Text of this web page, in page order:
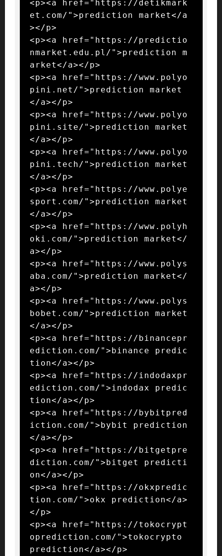
<p><a href="https://detikmark
et.com/">prediction market</a
></p>
<p><a href="https://predictio
nmarket.edu.pl/">prediction m
arket</a></p>
<p><a href="https://www.polyo
pini.net/">prediction market
</a></p>
<p><a href="https://www.polyo
pini.site/">prediction market
</a></p>
<p><a href="https://www.polyo
pini.tech/">prediction market
</a></p>
<p><a href="https://www.polye
sport.com/">prediction market
</a></p>
<p><a href="https://www.polyh
oki.com/">prediction market</
a></p>
<p><a href="https://www.polys
aba.com/">prediction market</
a></p>
<p><a href="https://www.polys
bobet.com/">prediction market
</a></p>
<p><a href="https://binancepr
ediction.com/">binance predic
tion</a></p>
<p><a href="https://indodaxpr
ediction.com/">indodax predic
tion</a></p>
<p><a href="https://bybitpred
iction.com/">bybit prediction
</a></p>
<p><a href="https://bitgetpre
diction.com/">bitget predicti
on</a></p>
<p><a href="https://okxpredic
tion.com/">okx prediction</a>
</p>
<p><a href="https://tokocrypt
oprediction.com/">tokocrypto
prediction</a></p>